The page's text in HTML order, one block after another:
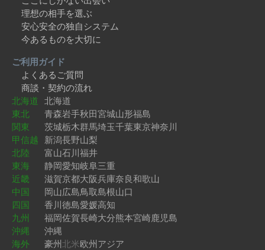
理想の相手を選ぶ
安心安全の独自システム
今あるものを大切に
ご利用ガイド
よくあるご質問
商談・契約の流れ
北海道 北海道
東北
青森岩手秋田宮城山形福島
関東
茨城栃木群馬埼玉千葉東京神奈川
甲信越 新潟長野山梨
北陸
富山石川福井
東海
静岡愛知岐阜三重
近畿
滋賀京都大阪兵庫奈良和歌山
中国
岡山広島鳥取島根山口
四国
香川徳島愛媛高知
九州
福岡佐賀長崎大分熊本宮崎鹿児島
沖縄
沖縄
海外
豪州北米欧州アジア